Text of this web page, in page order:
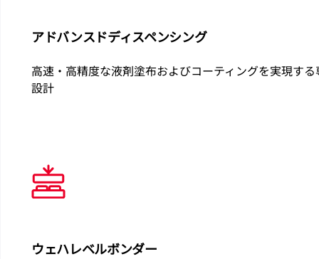
アドバンスドディスペンシング
高速・高精度な液剤塗布およびコーティングを実現する
設計
ウェハレベルボンダー